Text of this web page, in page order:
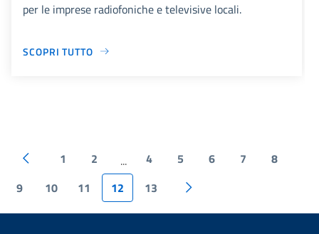
per le imprese radiofoniche e televisive locali.
SCOPRI TUTTO
1 2 ... 4 5 6 7
8
9
10 11 12 13